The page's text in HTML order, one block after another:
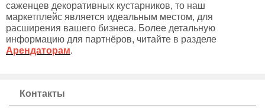
саженцев декоративных кустарников, то наш
маркетплейс является идеальным местом, для
расширения вашего бизнеса. Более детальную
информацию для партнёров, читайте в разделе
Арендаторам.
Контакты